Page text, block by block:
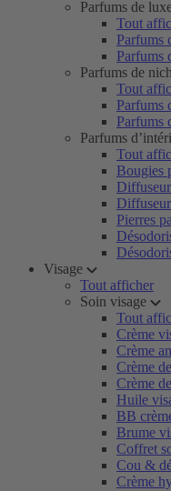
Parfums de
Tout
Parfums
Parfums
Parfums de
Tout
Parfums
Parfums
Parfums
Tout
Bougies
Pierres
Visage
Tout afficher
Soin visage
Tout
Crème
Crème
Crème
Crème
Huile
BB
Brume
Coffret
Cou &
Crème